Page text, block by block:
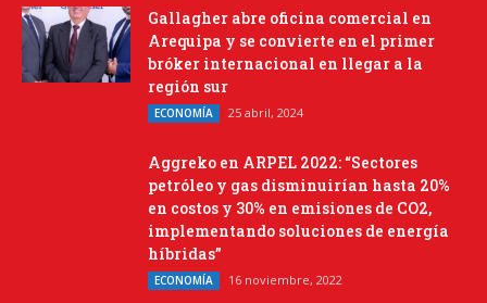
Gallagher abre oficina comercial en
Arequipa y se convierte en el primer
bróker internacional en llegar a la
región sur
ECONOMÍA 25 abril, 2024
Aggreko en ARPEL 2022: “Sectores
petróleo y gas disminuirían hasta 20%
en costos y 30% en emisiones de CO2,
implementando soluciones de energía
híbridas”
ECONOMÍA 16 noviembre, 2022